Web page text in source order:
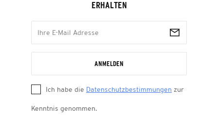
ERHALTEN
ANMELDEN
Ich habe die Datenschutzbestimmungen zur
Kenntnis genommen.